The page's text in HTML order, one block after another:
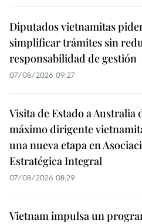
Diputados vietnamitas
simplificar trámites sin
responsabilidad de gestión
07/08/2026 09:27
Visita de Estado a Australia
máximo dirigente
una nueva etapa en
Estratégica Integral
07/08/2026 08:29
Vietnam impulsa un